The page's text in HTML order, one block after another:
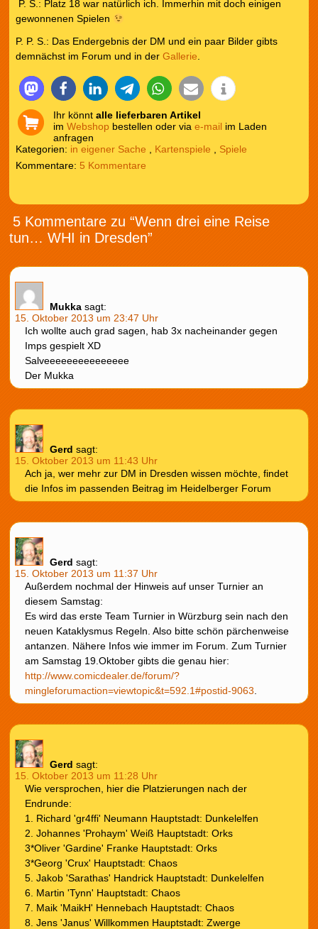
P. S.: Platz 18 war natürlich ich. Immerhin mit doch einigen
gewonnenen Spielen
P. P. S.: Das Endergebnis der DM und ein paar Bilder gibts
demnächst im Forum und in der Gallerie.
Ihr könnt alle lieferbaren Artikel
im Webshop bestellen oder via e-mail im Laden
anfragen
Kategorien: in eigener Sache Kartenspiele
Spiele
5 Kommentare
5 Kommentare zu “Wenn drei eine Reise
tun… WHI in Dresden”
Mukka sagt:
15. Oktober 2013 um 23:47 Uhr
Ich wollte auch grad sagen, hab 3x nacheinander gegen
Imps gespielt XD
Salveeeeeeeeeeeeeee
Der Mukka
Gerd sagt:
15. Oktober 2013 um 11:43 Uhr
Ach ja, wer mehr zur DM in Dresden wissen möchte, findet
die Infos im passenden Beitrag im Heidelberger Forum
Gerd sagt:
15. Oktober 2013 um 11:37 Uhr
Außerdem nochmal der Hinweis auf unser Turnier an
diesem Samstag:
Es wird das erste Team Turnier in Würzburg sein nach den
neuen Kataklysmus Regeln. Also bitte schön pärchenweise
antanzen. Nähere Infos wie immer im Forum. Zum Turnier
am Samstag 19.Oktober gibts die genau hier:
http://www.comicdealer.de/forum/?
mingleforumaction=viewtopic&t=592.1#postid-9063
Gerd sagt:
15. Oktober 2013 um 11:28 Uhr
Wie versprochen, hier die Platzierungen nach der
Endrunde:
1. Richard 'gr4ffi' Neumann Hauptstadt: Dunkelelfen
2. Johannes 'Prohaym' Weiß Hauptstadt: Orks
3*Oliver 'Gardine' Franke Hauptstadt: Orks
3*Georg 'Crux' Hauptstadt: Chaos
5. Jakob 'Sarathas' Handrick Hauptstadt: Dunkelelfen
6. Martin 'Tynn' Hauptstadt: Chaos
7. Maik 'MaikH' Hennebach Hauptstadt: Chaos
8. Jens 'Janus' Willkommen Hauptstadt: Zwerge